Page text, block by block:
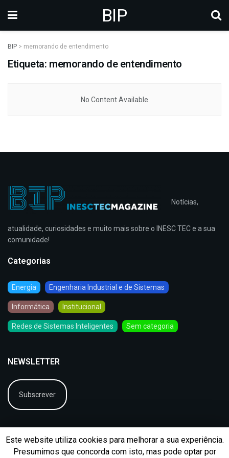
BIP
BIP > memorando de entendimento
Etiqueta: memorando de entendimento
No Content Available
Notícias,
atualidade, curiosidades e muito mais sobre o INESC TEC e a sua
comunidade!
Categorias
Energia Engenharia Industrial e de Sistemas
Informática Institucional
Redes de Sistemas Inteligentes Sem categoria
NEWSLETTER
Subscrever
Este website utiliza cookies para melhorar a sua experiência.
Presumimos que concorda com isto, mas pode optar por